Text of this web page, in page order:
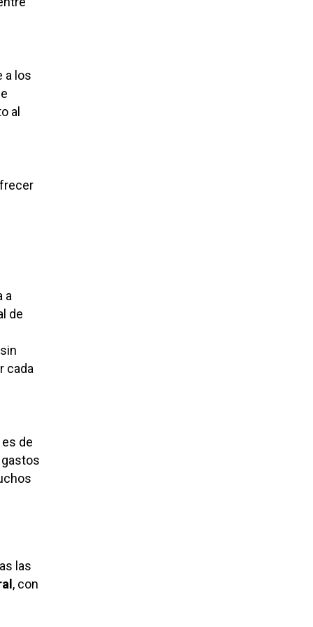
a los
al
a
de
cada
de
las
, con